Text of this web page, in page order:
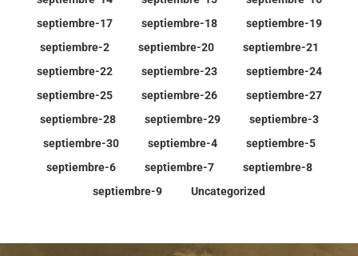
septiembre-17
septiembre-18
septiembre-19
septiembre-2
septiembre-20
septiembre-21
septiembre-22
septiembre-23
septiembre-24
septiembre-25
septiembre-26
septiembre-27
septiembre-28
septiembre-29
septiembre-3
septiembre-30
septiembre-4
septiembre-5
septiembre-6
septiembre-7
septiembre-8
septiembre-9
Uncategorized